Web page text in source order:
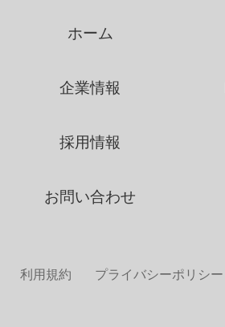
ホーム
企業情報
採用情報
お問い合わせ
利用規約 プライバシーポリシー